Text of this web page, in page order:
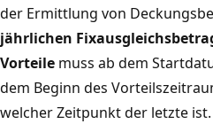
der Ermittlung von
jährlichen
Vorteile muss ab dem
dem Beginn des
welcher Zeitpunkt der letzte